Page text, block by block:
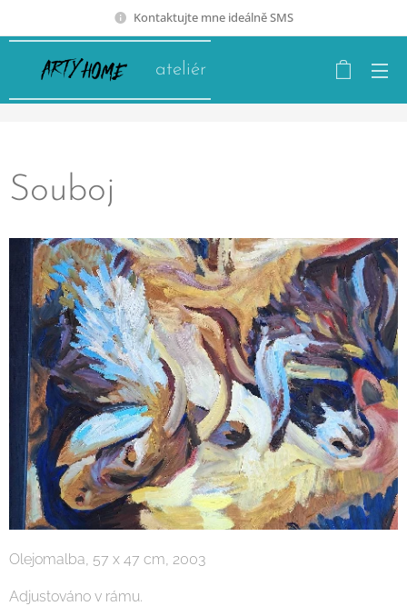
Kontaktujte mne ideálně SMS
ateliér
Souboj
Olejomalba, 57 x 47 cm, 2003
Adjustováno v rámu.